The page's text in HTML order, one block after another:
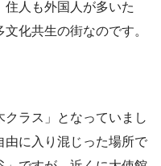
人も外国人が多いた
化共生の街なのです。
クラス」となっていまし
由に入り混じった場所で